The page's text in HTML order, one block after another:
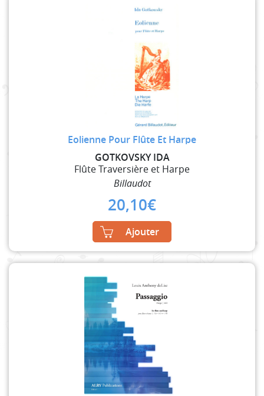
Eolienne Pour Flûte Et Harpe
GOTKOVSKY IDA
Flûte Traversière et Harpe
Billaudot
20,10€
Ajouter